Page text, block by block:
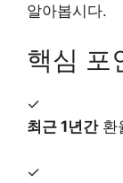
알아봅시다.
핵심 포
✓
최근 1년간환
✓